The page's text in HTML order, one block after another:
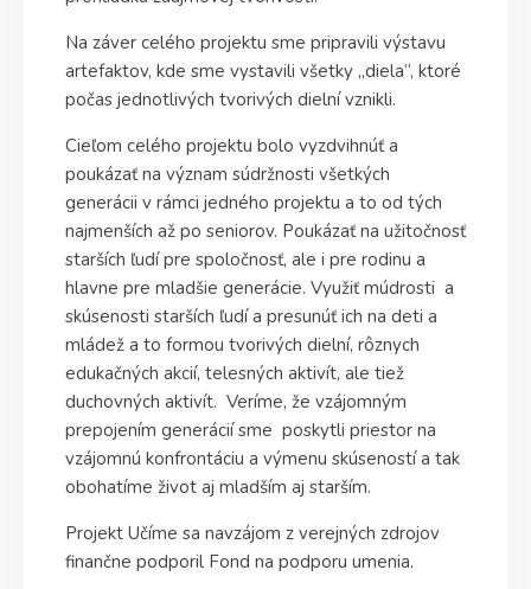
Na záver celého projektu sme pripravili výstavu
artefaktov, kde sme vystavili všetky „diela“, ktoré
počas jednotlivých tvorivých dielní vznikli.
Cieľom celého projektu bolo vyzdvihnúť a
poukázať na význam súdržnosti všetkých
generácii v rámci jedného projektu a to od tých
najmenších až po seniorov. Poukázať na užitočnosť
starších ľudí pre spoločnosť, ale i pre rodinu a
hlavne pre mladšie generácie. Využiť múdrosti a
skúsenosti starších ľudí a presunúť ich na deti a
mládež a to formou tvorivých dielní, rôznych
edukačných akcií, telesných aktivít, ale tiež
duchovných aktivít. Veríme, že vzájomným
prepojením generácií sme poskytli priestor na
vzájomnú konfrontáciu a výmenu skúseností a tak
obohatíme život aj mladším aj starším.
Projekt Učíme sa navzájom z verejných zdrojov
finančne podporil Fond na podporu umenia.